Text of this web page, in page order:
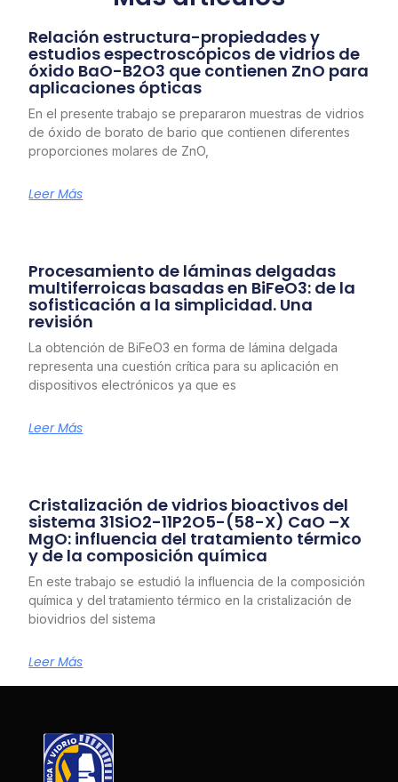
Relación estructura-propiedades y
estudios espectroscópicos de vidrios de
óxido BaO-B2O3 que contienen ZnO para
aplicaciones ópticas
En el presente trabajo se prepararon muestras de vidrios
de óxido de borato de bario que contienen diferentes
proporciones molares de ZnO,
Leer Más
Procesamiento de láminas delgadas
multiferroicas basadas en BiFeO3: de la
sofisticación a la simplicidad. Una
revisión
La obtención de BiFeO3 en forma de lámina delgada
representa una cuestión crítica para su aplicación en
dispositivos electrónicos ya que es
Leer Más
Cristalización de vidrios bioactivos del
sistema 31SiO2-11P2O5-(58-X) CaO –X
MgO: influencia del tratamiento térmico
y de la composición química
En este trabajo se estudió la influencia de la composición
química y del tratamiento térmico en la cristalización de
biovidrios del sistema
Leer Más